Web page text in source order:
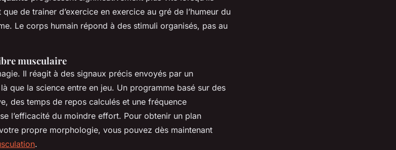
de trainer d’exercice en exercice au gré de l’humeur du
Le corps humain répond à des stimuli organisés, pas au
musculaire
Il réagit à des signaux précis envoyés par un
que la science entre en jeu. Un programme basé sur des
des temps de repos calculés et une fréquence
l’efficacité du moindre effort. Pour obtenir un plan
propre morphologie, vous pouvez dès maintenant
.